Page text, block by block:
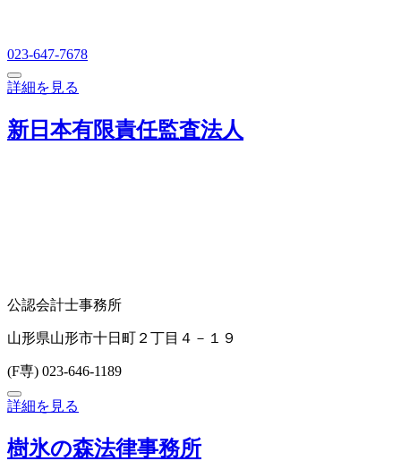
023-647-7678
詳細を見る
新日本有限責任監査法人
公認会計士事務所
山形県山形市十日町２丁目４－１９
(F専) 023-646-1189
詳細を見る
樹氷の森法律事務所